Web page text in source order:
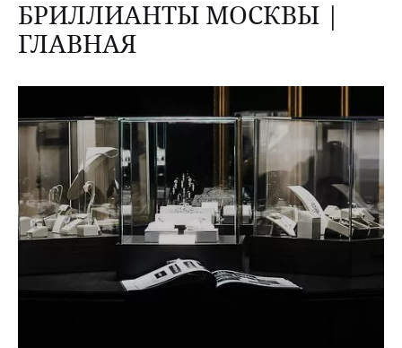
БРИЛЛИАНТЫ МОСКВЫ |
ГЛАВНАЯ